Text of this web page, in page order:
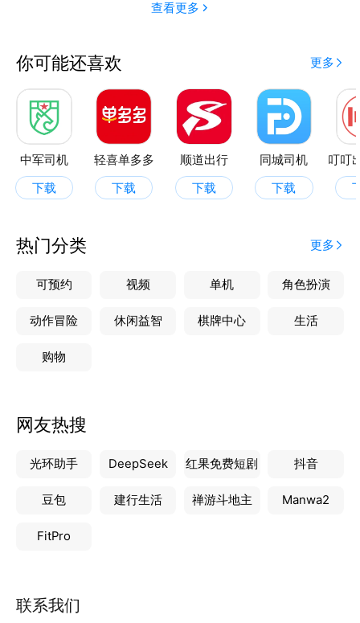
查看更多
你可能还喜欢 更多
中军司机
下载
轻喜单多多
下载
顺道出行
下载
同城司机
下载
热门分类 更多
可预约 视频 单机 角色扮演
动作冒险 休闲益智 棋牌中心 生活
购物
网友热搜
光环助手 DeepSeek 红果免费短剧 抖音
豆包 建行生活 禅游斗地主 Manwa2
FitPro
联系我们